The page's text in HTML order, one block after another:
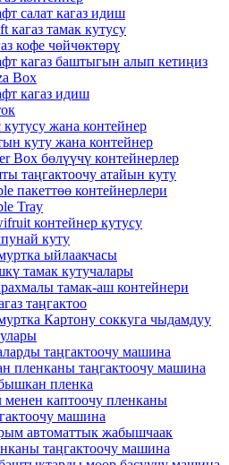
салат кагаз идиш
кагаз тамак кутусу
кофе чөйчөктөрү
кагаз баштыгын алып кетиңиз
Box
кагаз идиш
кутусу жана контейнер
куту жана контейнер
Box бөлүүчү контейнерлер
таңгактоочу атайын куту
пакеттөө контейнерлери
Tray
контейнер кутусу
куту
ыйлаакчасы
тамак кутучалары
тамак-аш контейнери
таңгактоо
Картону соккуга чыдамдуу
таңгактоочу машина
пленканы таңгактоочу машина
пленка
менен каптоочу пленканы
машина
автоматтык жабышчаак
таңгактоочу машина